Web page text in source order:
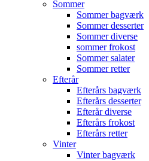
Sommer
Sommer bagværk
Sommer desserter
Sommer diverse
sommer frokost
Sommer salater
Sommer retter
Efterår
Efterårs bagværk
Efterårs desserter
Efterår diverse
Efterårs frokost
Efterårs retter
Vinter
Vinter bagværk